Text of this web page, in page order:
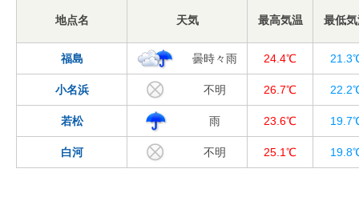
地点名 天気 最高気温 最低
福島 曇時々雨 24.4℃
小名浜 不明 26.7℃
若松 雨 23.6℃
白河 不明 25.1℃